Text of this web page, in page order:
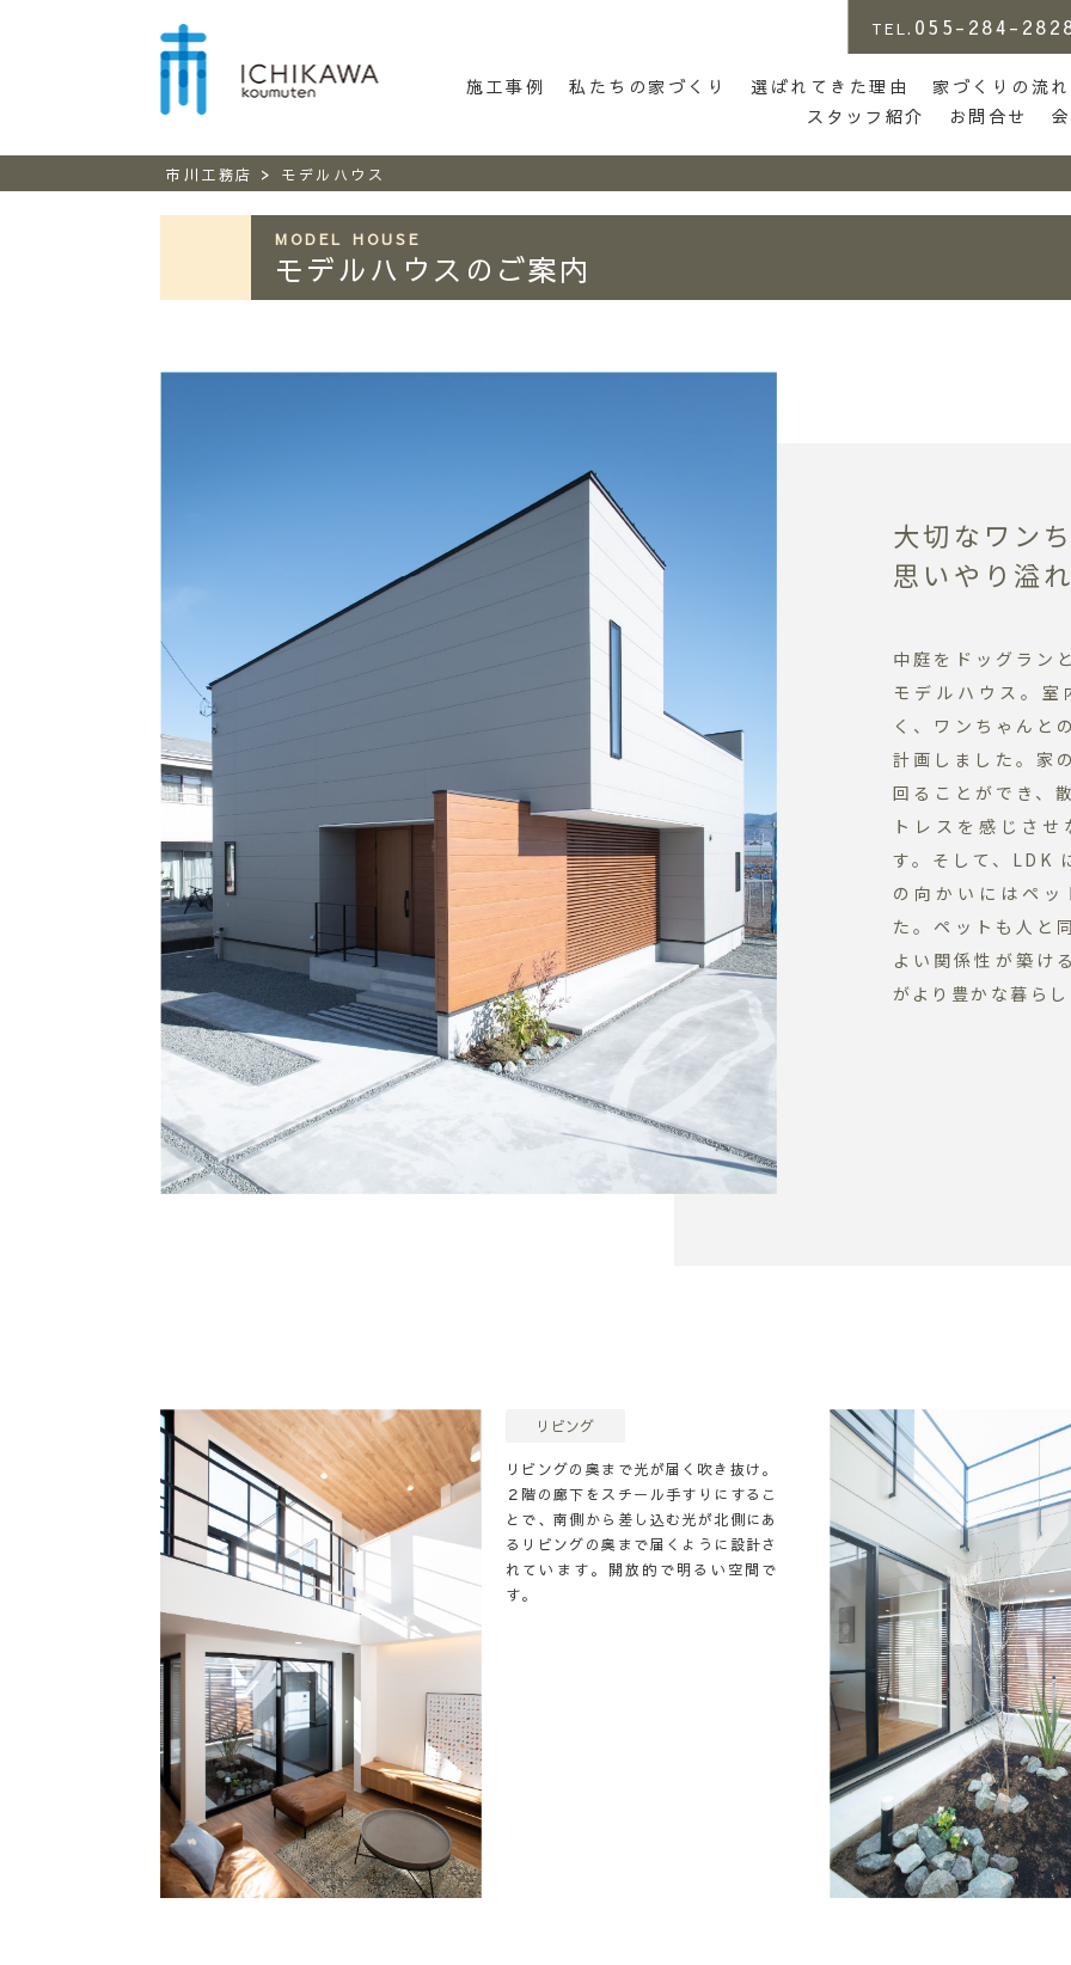
市川工務店 | らしさがある家づくり
TEL. 055-284-
施工事例 私たちの家づくり 選ばれてきた理由
家づくりの流れ
スタッフ紹介
お問合せ
市川工務店 > モデルハウス
MODEL HOUSE
モデルハウスのご案内
大切なワン
思いやり溢
中庭をドッグラン
モデルハウス。
く、ワンちゃんと
計画しました。家
回ることができ、
トレスを感じさ
す。そして、LDK
の向かいにはペ
た。ペットも人と
よい関係性が築け
がより豊かな暮ら
リビング
リビングの奥まで光が届く吹き抜け。
２階の廊下をスチール手すりにするこ
とで、南側から差し込む光が北側にあ
るリビングの奥まで届くように設計さ
れています。開放的で明るい空間で
す。